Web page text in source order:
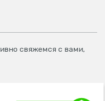
свяжемся с вами,